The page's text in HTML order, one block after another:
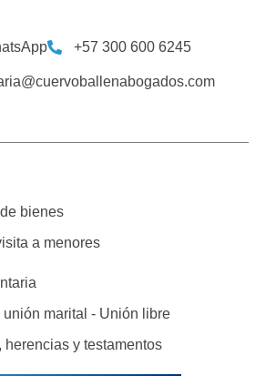
+57 300 600 6245
bienes
a menores
unión marital - Unión libre
herencias y testamentos